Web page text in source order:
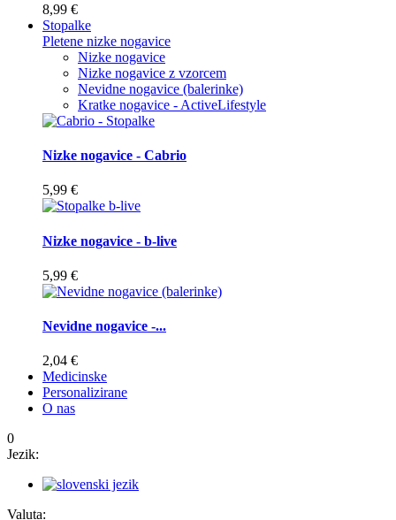
8,99 €
Stopalke
Pletene nizke nogavice
Nizke nogavice
Nizke nogavice z vzorcem
Nevidne nogavice (balerinke)
Kratke nogavice - ActiveLifestyle
Nizke nogavice - Cabrio
5,99 €
Nizke nogavice - b-live
5,99 €
Nevidne nogavice -...
2,04 €
Medicinske
Personalizirane
O nas
0
Jezik:
Valuta: